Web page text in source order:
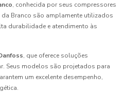
, conhecida por seus compressores
Branco são amplamente utilizados
durabilidade e atendimento às
, que oferece soluções
Seus modelos são projetados para
um excelente desempenho,